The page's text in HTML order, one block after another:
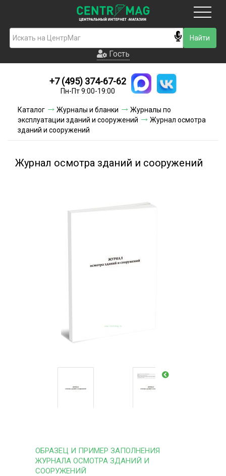
Гость
Новинки
Условия доставки
Условия оплаты
Гость
+7 (495) 374-67-62
Пн-Пт 9:00-19:00
Каталог Журналы и бланки
Журналы по
эксплуатации зданий и сооружений
Журнал осмотра
зданий и сооружений
Журнал осмотра зданий и сооружений
ОБРАЗЕЦ И ПРИМЕР ЗАПОЛНЕНИЯ
ЖУРНАЛА ОСМОТРА ЗДАНИЙ И
СООРУЖЕНИЙ